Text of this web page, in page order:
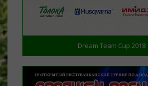
Dream Team Cup 2018